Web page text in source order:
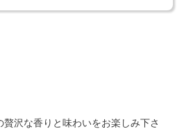
沢な香りと味わいをお楽しみ下さ